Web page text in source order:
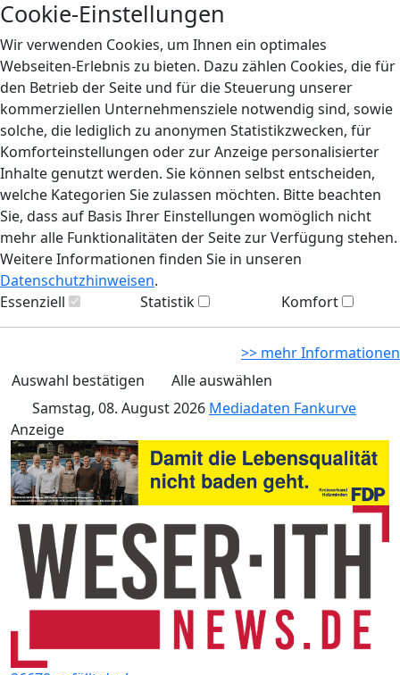
Cookie-Einstellungen
Wir verwenden Cookies, um Ihnen ein optimales
Webseiten-Erlebnis zu bieten. Dazu zählen Cookies, die für
den Betrieb der Seite und für die Steuerung unserer
kommerziellen Unternehmensziele notwendig sind, sowie
solche, die lediglich zu anonymen Statistikzwecken, für
Komforteinstellungen oder zur Anzeige personalisierter
Inhalte genutzt werden. Sie können selbst entscheiden,
welche Kategorien Sie zulassen möchten. Bitte beachten
Sie, dass auf Basis Ihrer Einstellungen womöglich nicht
mehr alle Funktionalitäten der Seite zur Verfügung stehen.
Weitere Informationen finden Sie in unseren
Datenschutzhinweisen.
Essenziell
Statistik Komfort
>> mehr Informationen
Auswahl bestätigen
Alle auswählen
Samstag, 08. August 2026 Mediadaten Fankurve
Anzeige